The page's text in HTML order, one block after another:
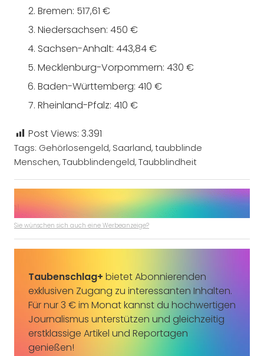
Bremen: 517,61 €
Niedersachsen: 450 €
Sachsen-Anhalt: 443,84 €
Mecklenburg-Vorpommern: 430 €
Baden-Württemberg: 410 €
Rheinland-Pfalz: 410 €
Post Views: 3.391
Tags: Gehörlosengeld, Saarland, taubblinde
Menschen, Taubblindengeld, Taubblindheit
Sie wünschen sich auch eine Werbeanzeige?
Taubenschlag+ bietet Abonnierenden
exklusiven Zugang zu interessanten Inhalten.
Für nur 3 € im Monat kannst du hochwertigen
Journalismus unterstützen und gleichzeitig
erstklassige Artikel und Reportagen
genießen!